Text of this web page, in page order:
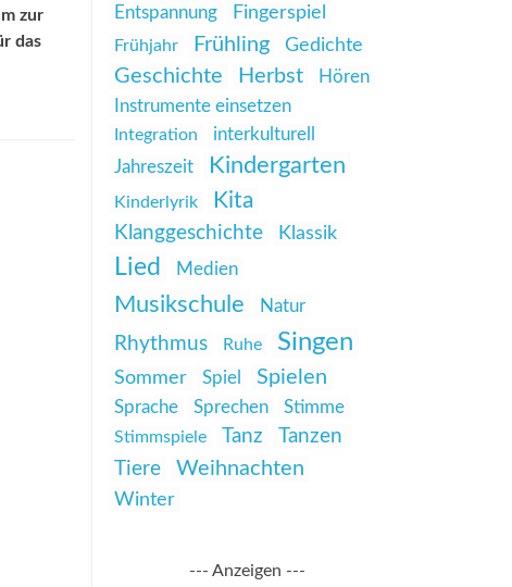
zur
das
Entspannung Fingerspiel
Frühjahr Frühling Gedichte
Geschichte Herbst
Hören
Instrumente einsetzen
Integration
interkulturell
Jahreszeit
Kindergarten
Kinderlyrik Kita
Klanggeschichte Klassik
Lied Medien
Musikschule Natur
Rhythmus Ruhe Singen
Sommer Spiel Spielen
Sprache Sprechen Stimme
Stimmspiele Tanz
Tanzen
Tiere
Weihnachten
Winter
--- Anzeigen ---